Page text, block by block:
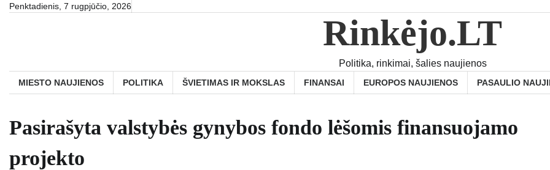
SkipPenktadienis, 7 rugpjūčio, 2026
Rinkėjo.LT
Politika, rinkimai, šalies naujienos
MIESTO NAUJIENOS POLITIKA ŠVIETIMAS IR MOKSLAS FINANSAI EUROPOS NAUJIENOS PASAULIO
Pasirašyta valstybės gynybos fondo lėšomis finansuojamo
projekto